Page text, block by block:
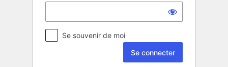
Se souvenir de moi